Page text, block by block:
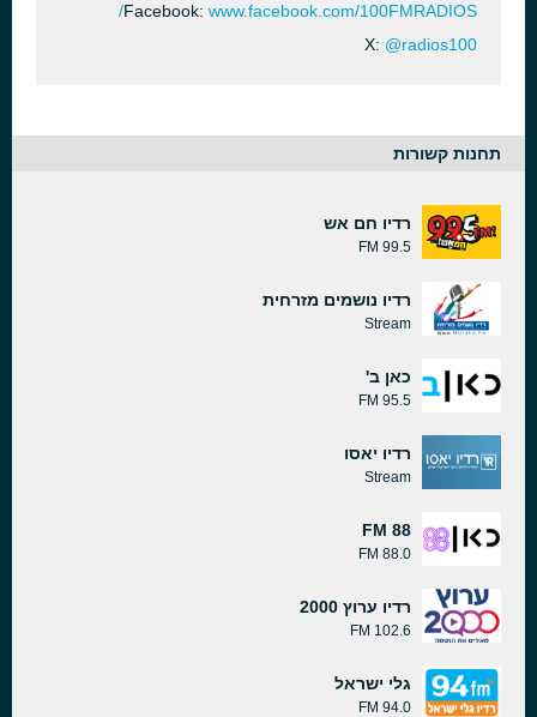
Facebook: www.facebook.com/100FMRADIOS/
X: @radios100
תחנות קשורות
רדיו חם אש
99.5 FM
רדיו נושמים מזרחית
Stream
כאן ב'
95.5 FM
רדיו יאסו
Stream
88 FM
88.0 FM
רדיו ערוץ 2000
102.6 FM
גלי ישראל
94.0 FM